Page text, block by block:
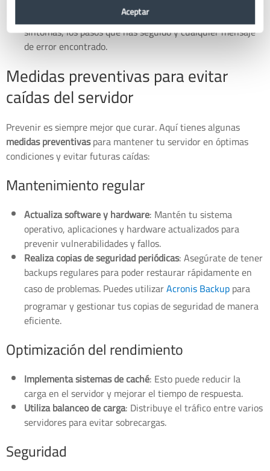
Proporciona toda la información relevante
síntomas, los pasos que has seguido y cualquier mensaje
de error encontrado.
Medidas preventivas para evitar
caídas del servidor
Prevenir es siempre mejor que curar. Aquí tienes algunas
medidas preventivaspara mantener tu servidor en óptimas
condiciones y evitar futuras caídas:
Mantenimiento regular
Actualiza software y hardware: Mantén tu sistema
operativo, aplicaciones y hardware actualizados para
prevenir vulnerabilidades y fallos.
Realiza copias de seguridad periódicas: Asegúrate de tener
backups regulares para poder restaurar rápidamente en
caso de problemas. Puedes utilizarAcronis Backuppara
programar y gestionar tus copias de seguridad de manera
eficiente.
Optimización del rendimiento
Implementa sistemas de caché: Esto puede reducir la
carga en el servidor y mejorar el tiempo de respuesta.
Utiliza balanceo de carga: Distribuye el tráfico entre varios
servidores para evitar sobrecargas.
Seguridad
Aceptar